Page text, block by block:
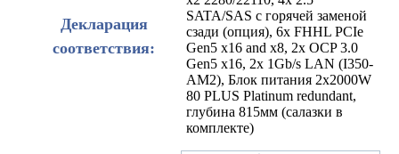
SATA/SAS с горячей заменой
сзади (опция), 6x FHHL PCIe
Gen5 x16 and x8, 2x OCP 3.0
Gen5 x16, 2x 1Gb/s LAN (I350-
AM2), Блок питания 2x2000W
80 PLUS Platinum redundant,
глубина 815мм (салазки в
комплекте)
Декларация
соответствия: